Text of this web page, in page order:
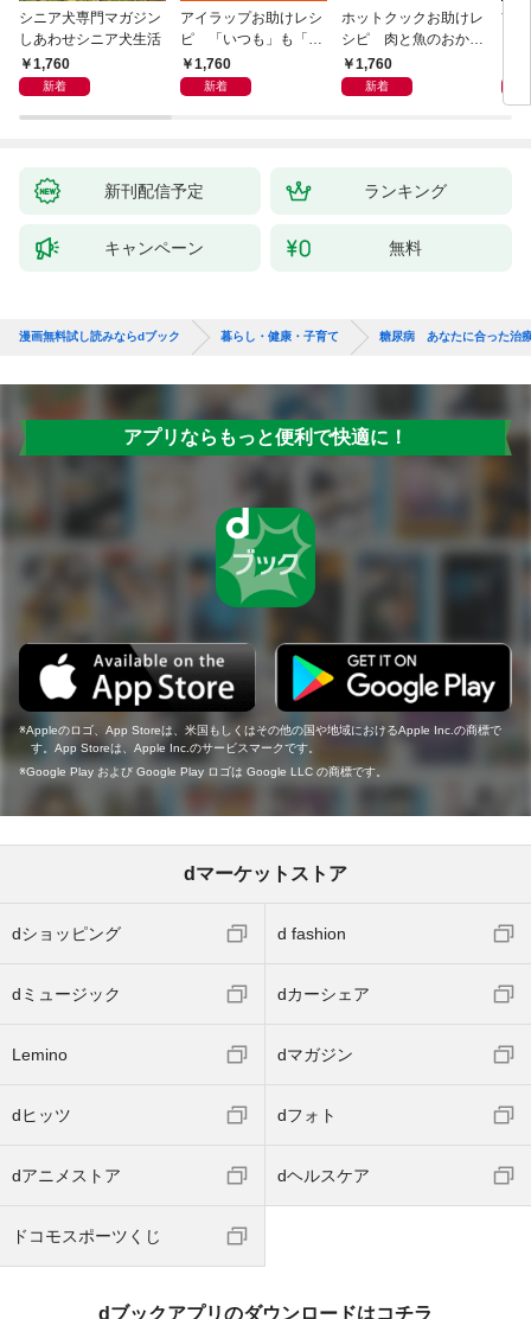
シニア犬専門マガジン
しあわせシニア犬生活
1,760
新着
アイラップお助けレシ
ピ 「いつも」も「も
しも」もおいしい！
1,760
新着
ホットクックお助けレ
シピ 肉と魚のおか
ず 少ない材料＆調味
料で、あとはスイッチ
1,760
新着
首
リ
昇
新刊配信予定 ランキング
キャンペーン 無料
漫画無料試し読みならdブック 暮らし・健康・子育て 糖尿病 あなたに合った治
アプリならもっと便利で快適に！
Appleのロゴ、App Storeは、米国もしくはその他の国や地域におけるApple Inc.の商標で
す。App Storeは、Apple Inc.のサービスマークです。
Google Play および Google Play ロゴは Google LLC の商標です。
dマーケットストア
dショッピング d fashion
dミュージック dカーシェア
Lemino dマガジン
dヒッツ dフォト
dアニメストア dヘルスケア
ドコモスポーツくじ
dブックアプリのダウンロードはコチラ